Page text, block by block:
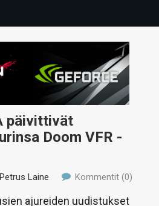
päivittivät
Doom VFR -
Petrus Laine Kommentit (0)
ajureiden uudistukset